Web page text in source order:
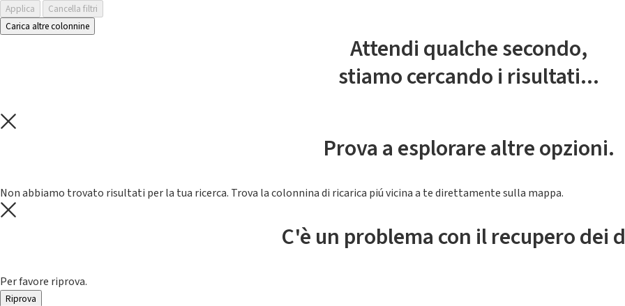
Applica
Cancella filtri
Carica altre colonnine
Attendi qualche secondo,
stiamo cercando i risultati...
Prova a esplorare altre opzioni.
Non abbiamo trovato risultati per la tua ricerca. Trova la colonnina di ricarica piú vicina a te direttamente sulla mappa.
C'è un problema con il recupero dei
Per favore riprova.
Riprova